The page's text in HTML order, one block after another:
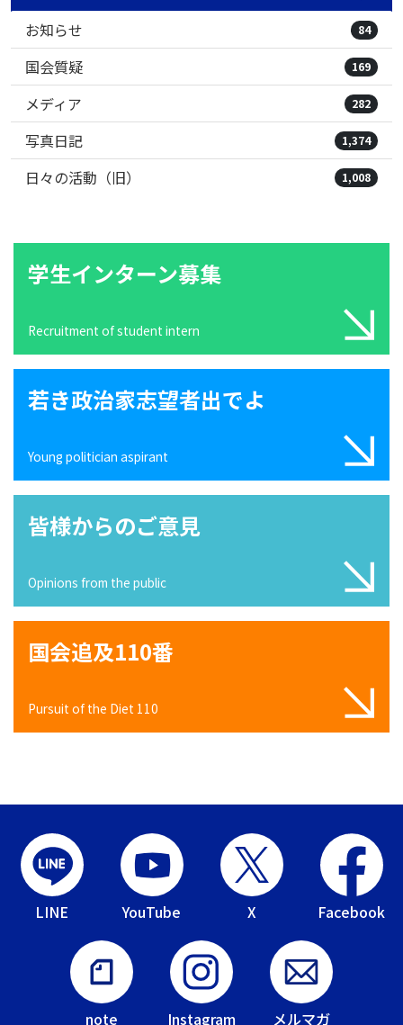
お知らせ
84
国会質疑 169
メディア 282
写真日記 1,374
日々の活動（旧） 1,008
学生インターン募集
Recruitment of student intern
若き政治家志望者出でよ
Young politician aspirant
皆様からのご意見
Opinions from the public
国会追及110番
Pursuit of the Diet 110
LINE YouTube X Facebook
note Instagram メルマガ